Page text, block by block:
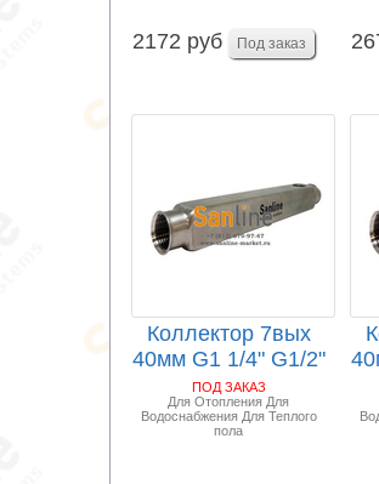
2172 руб
Коллектор 7вых
40мм G1 1/4" G1/2"
Sanline Арт.S...
ПОД ЗАКАЗ
Для Отопления Для
Водоснабжения Для Теплого
пола